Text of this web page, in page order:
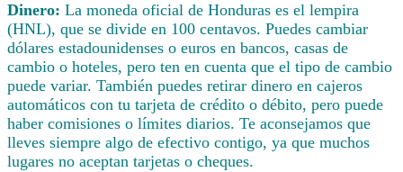
Dinero: La moneda oficial de Honduras es el lempira
(HNL), que se divide en 100 centavos. Puedes cambiar
dólares estadounidenses o euros en bancos, casas de
cambio o hoteles, pero ten en cuenta que el tipo de cambio
puede variar. También puedes retirar dinero en cajeros
automáticos con tu tarjeta de crédito o débito, pero puede
haber comisiones o límites diarios. Te aconsejamos que
lleves siempre algo de efectivo contigo, ya que muchos
lugares no aceptan tarjetas o cheques.